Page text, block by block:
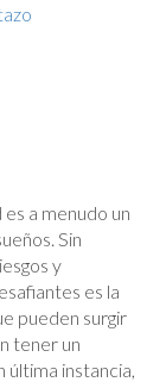
a menudo un
Sin
y
es la
pueden surgir
tener un
última instancia,